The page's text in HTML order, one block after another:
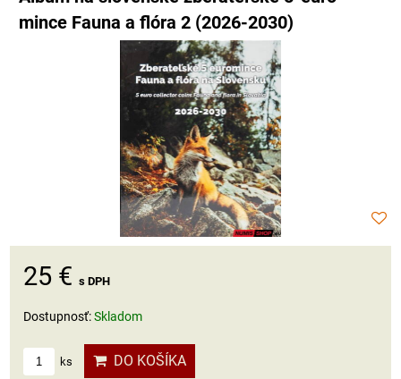
mince Fauna a flóra 2 (2026-2030)
25 € s DPH
Dostupnosť:Skladom
ks DO KOŠÍKA